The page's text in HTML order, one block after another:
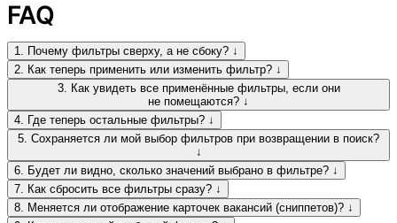
FAQ
1. Почему фильтры сверху, а не сбоку? ↓
2. Как теперь применить или изменить фильтр? ↓
3. Как увидеть все применённые фильтры, если они
не помещаются? ↓
4. Где теперь остальные фильтры? ↓
5. Сохраняется ли мой выбор фильтров при возвращении в поиск?
↓
6. Будет ли видно, сколько значений выбрано в фильтре? ↓
7. Как сбросить все фильтры сразу? ↓
8. Меняется ли отображение карточек вакансий (сниппетов)? ↓